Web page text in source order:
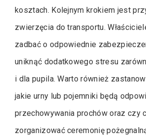
kosztach. Kolejnym krokiem jest
zwierzęcia do transportu.
zadbać o odpowiednie
uniknąć dodatkowego stresu
i dla pupila. Warto również
jakie urny lub pojemniki będą
przechowywania prochów oraz czy
zorganizować ceremonię